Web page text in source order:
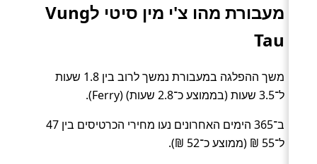
מעבורת מהו צ'י מין סיטי לVung
Tau
משך ההפלגה במעבורת נמשך לרוב בין 1.8 שעות
ל־3.5 שעות (בממוצע כ־2.8 שעות) (Ferry).
ב־365 הימים האחרונים נעו מחירי הכרטיסים בין 47
ל־55 ₪ (ממוצע כ־52 ₪).